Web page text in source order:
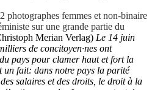
photographes femmes et non-binaire
sur une grande partie du
Merian Verlag) Le 14 juin
de concitoyen·nes ont
pays pour clamer haut et fort la
un fait: dans notre pays la parité
salaires et des droits, le droit à la